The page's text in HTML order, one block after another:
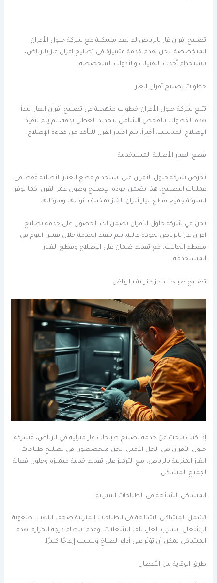
تصليح افران غاز بالرياض لم يعد مشكلة مع شركة حلول الأفران
المتخصصة. نحن نقدم خدمة متميزة في تصليح افران غاز بالرياض،
باستخدام أحدث التقنيات والأدوات المتخصصة.
خطوات تصليح أفران الغاز
تتبع شركة حلول الأفران خطوات منهجية في تصليح أفران الغاز. تبدأ
هذه الخطوات بالفحص الشامل لتحديد العطل بدقة، ثم يتم تنفيذ
الإصلاح المناسب. أخيراً، يتم اختبار الفرن للتأكد من كفاءة الإصلاح.
قطع الغيار الأصلية المستخدمة
تحرص شركة حلول الأفران على استخدام قطع الغيار الأصلية فقط في
عمليات التصليح. هذا يضمن جودة الإصلاح وطول عمر الفرن. كما توفر
الشركة جميع قطع غيار أفران الغاز بمختلف أنواعها وماركاتها.
نحن في شركة حلول الأفران نضمن لك الحصول على خدمة تصليح
افران غاز بالرياض بجودة عالية. يتم تنفيذ الخدمة خلال نفس اليوم في
معظم الحالات، مع تقديم ضمان على الإصلاح وقطع الغيار
المستخدمة.
تصليح طباخات غاز منزلية بالرياض
إذا كنت تبحث عن خدمة تصليح طباخات غاز منزلية في الرياض، فشركة
حلول الأفران هي الحل الأمثل. نحن متخصصون في تصليح طباخات
الغاز المنزلية بالرياض، مع التركيز على تقديم خدمة متميزة وحلول فعالة
لجميع المشاكل.
المشاكل الشائعة في الطباخات المنزلية
تشمل المشاكل الشائعة في الطباخات المنزلية ضعف اللهب، صعوبة
الإشعال، تسرب الغاز، تلف الشعلات، وعدم انتظام درجة الحرارة. هذه
المشاكل يمكن أن تؤثر على أداء الطباخ وتسبب إزعاجًا كبيرًا.
طرق الوقاية من الأعطال